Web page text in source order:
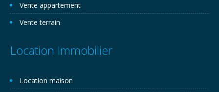
Vente appartement
Vente terrain
Location Immobilier
Location maison